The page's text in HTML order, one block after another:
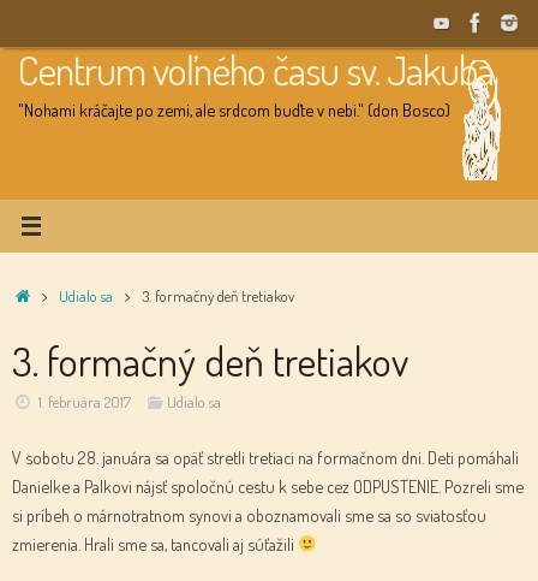
to
content
Centrum voľného času sv. Jakuba
"Nohami kráčajte po zemi, ale srdcom buďte v nebi." (don Bosco)
HomeUdialo sa 3. formačný deň tretiakov
3. formačný deň tretiakov
1. februára 2017 Udialo sa
V sobotu 28. januára sa opäť stretli tretiaci na formačnom dni. Deti pomáhali
Danielke a Palkovi nájsť spoločnú cestu k sebe cez ODPUSTENIE. Pozreli sme
si príbeh o márnotratnom synovi a oboznamovali sme sa so sviatosťou
zmierenia. Hrali sme sa, tancovali aj súťažili